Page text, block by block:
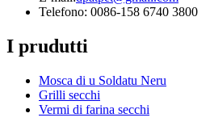
Telefono: 0086-158 6740 3800
I prudutti
Mosca di u Soldatu Neru
Grilli secchi
Vermi di farina secchi